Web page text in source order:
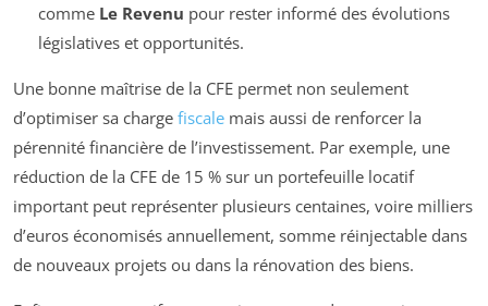
comme Le Revenu pour rester informé des évolutions
législatives et opportunités.
Une bonne maîtrise de la CFE permet non seulement
d’optimiser sa charge fiscale mais aussi de renforcer la
pérennité financière de l’investissement. Par exemple, une
réduction de la CFE de 15 % sur un portefeuille locatif
important peut représenter plusieurs centaines, voire milliers
d’euros économisés annuellement, somme réinjectable dans
de nouveaux projets ou dans la rénovation des biens.